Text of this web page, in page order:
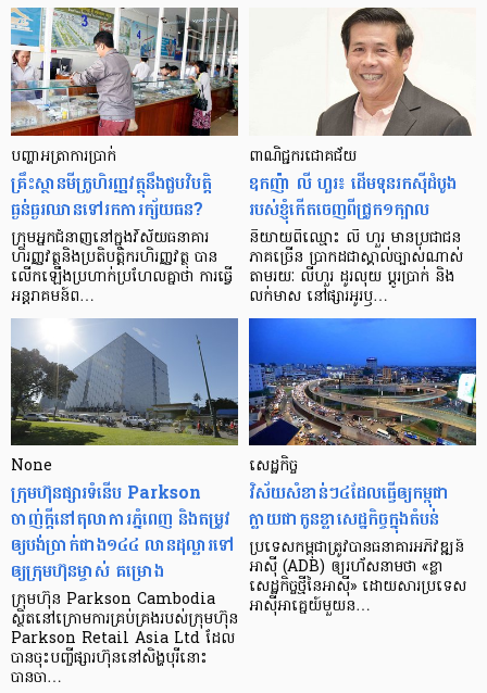
បញ្ហា​អត្រា​ការប្រាក់
គ្រឹះស្ថាន​មីក្រូ​ហិរញ្ញវត្ថុ​នឹង​ជួប​វិបត្តិ​
ធ្ងន់ធ្ងរ​ឈាន​ទៅ​រក​ការ​ក្ស័យធន?
ក្រុម​អ្នក​ជំនាញ​នៅ​ក្នុង​វិស័យ​ធនាគារ
ហិរញ្ញវត្ថុ​និង​ប្រតិបត្តិករ​ហិរញ្ញ​វត្ថុ បាន​​
លើក​ឡើង​ប្រហាក់​ប្រហែល​គ្នា​ថា ការ​ធ្វើ​
អន្តរាគមន៍​ព…
ពាណិជ្ជករជោគជ័យ
ឧកញ៉ា លី ហួរ៖ ដើមទុនរកស៊ីដំបូង
របស់ខ្ញុំកើតចេញពីជ្រូក១ក្បាល
និយាយ​ពី​ឈ្មោះ លី ហួរ មាន​ប្រជាជន​
ភាគ​ច្រើន ប្រាកដ​ជា​ស្គាល់​ច្បាស់​ណាស់
តាមរយៈ លីហួរ ដូរ​លុយ ប្តូរ​បា្រក់ និង​
លក់​មាស នៅ​ផ្សារ​អូរ​ឫ…
None
ក្រុមហ៊ុនផ្សារទំនើប Parkson
ចាញ់ក្ដីនៅតុលាការភ្នំពេញ និងតម្រូវ
ឲ្យបង់ប្រាក់ជាង១៤៤ លានដុល្លារទៅ
ឲ្យក្រុមហ៊ុនម្ចាស់ គម្រោង
ក្រុមហ៊ុន Parkson Cambodia
ស្ថិតនៅក្រោមការគ្រប់គ្រងរបស់ក្រុមហ៊ុន
Parkson Retail Asia Ltd ដែល
បានចុះបញ្ចីផ្សារហ៊ុននៅសិង្ហបុរីនោះ
បានចា…
សេដ្ឋកិច្ច​
វិស័យ​សំខាន់ៗ​៤​ដែល​ធ្វើ​ឲ្យ​កម្ពុជា​
ក្លាយ​ជា​កូន​ខ្លា​សេដ្ឋកិច្ច​ក្នុង​តំបន់
ប្រទេស​កម្ពុជា​ត្រូវ​បាន​ធនាគារ​អភិវឌ្ឍន៍​
អាស៊ី (ADB) ឲ្យ​រហ័ស​នាមថា «ខ្លា​
សេដ្ឋកិច្ច​ថ្មី​នៃ​អាស៊ី» ដោយសារ​ប្រទេស​
អាស៊ី​អាគ្នេយ៍​មួយ​ន…